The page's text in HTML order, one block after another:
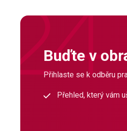
Buďte v
Přihlaste se k odběru
Přehled, který vám